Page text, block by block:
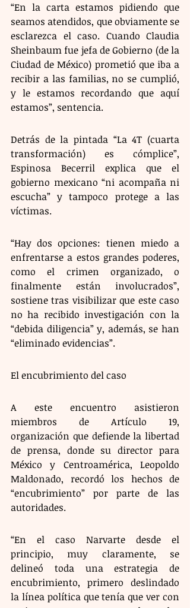
“En la carta estamos pidiendo que
seamos atendidos, que obviamente se
esclarezca el caso. Cuando Claudia
Sheinbaum fue jefa de Gobierno (de la
Ciudad de México) prometió que iba a
recibir a las familias, no se cumplió,
y le estamos recordando que aquí
estamos”, sentencia.
Detrás de la pintada “La 4T (cuarta
transformación) es cómplice”,
Espinosa Becerril explica que el
gobierno mexicano “ni acompaña ni
escucha” y tampoco protege a las
víctimas.
“Hay dos opciones: tienen miedo a
enfrentarse a estos grandes poderes,
como el crimen organizado, o
finalmente están involucrados”,
sostiene tras visibilizar que este caso
no ha recibido investigación con la
“debida diligencia” y, además, se han
“eliminado evidencias”.
El encubrimiento del caso
A este encuentro asistieron
miembros de Artículo 19,
organización que defiende la libertad
de prensa, donde su director para
México y Centroamérica, Leopoldo
Maldonado, recordó los hechos de
“encubrimiento” por parte de las
autoridades.
“En el caso Narvarte desde el
principio, muy claramente, se
delineó toda una estrategia de
encubrimiento, primero deslindado
la línea política que tenía que ver con